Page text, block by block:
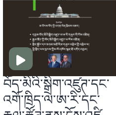
བོད་མིའི་སྒྲིག་འཛུཊ་དང་
འགོ་ཁྲིད་ལ་ཨ་རི་དང་